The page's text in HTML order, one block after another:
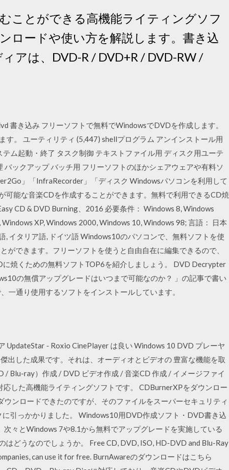
ことができる高機能ライティングソフ
ロードや使い方を解説します。書き込
アは、DVD-R / DVD+R / DVD-RW /
書き込み フリーソフトで無料でWindowsでDVDを作成します。
。 ユーティリティ (5,447) shellプログラム アンインストール用
ム起動・終了 タスク制御 テキストファイル用 ディスク用ユーテ
ックアップ バッチ用 フリーソフトのほかシェアウェアや有料ソ
」「InfraRecorder」「ディスク Windowsパソコンを利用して
能な音楽CDを作成することができます。無料で利用できるCD焼
CD & DVD Burning、2016 必要条件： Windows 8, Windows
XP, Windows 2000, Windows 10, Windows 98; 言語： 日本
, イタリア語, ドイツ語 Windows10のパソコンで、無料ソフトを使
できます。フリーソフトを使うと自由自在に編集できるので、
焼くための無料ソフトTOP6を紹介しましょう。 DVD Decrypter
の無償アップグレードはいつまで可能なのか？ 」の記事で書い
一通り使用するソフトをインストールしています。
- Roxio CinePlayer は良い Windows 10 DVD プレーヤ
出した成果です。それは、オーディオとビデオの 豊富な機能を取
Blu-ray）作成 / DVD ビデオ作成 / 音楽CD 作成 / イメージファイ
した高機能ライティングソフトです。 CDBurnerXPをダウンロー
ンロードできたのですが、そのファイルをスーパーセキュリティ
引っかかりました。 Windows10用DVD作成ソフト・DVD書き込
々とWindows 7や8.1から無料でアップグレードを実施している
どうなのでしょうか。 Free CD, DVD, ISO, HD-DVD and Blu-Ray
can use it for free. BurnAwareのダウンロードはこちら